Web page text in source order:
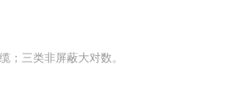
；三类非屏蔽大对数。